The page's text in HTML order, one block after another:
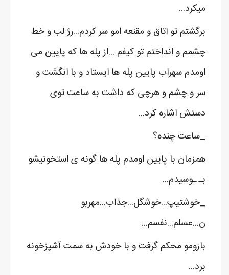
میکرد...
برگشتم تو اتاق و مقنعه امو سر کردم...رژ لب و خط
چشمم و انداختم تو کیفم ...از پله ها که پایین می
اومدم سهراب پایین پله ها ایستاد و با انگشت و
سر و چشم و هرچی که داشت به ساعت توی
دستش اشاره کرد...
_ساعت چنده؟
همزمان با پایین اومدم پله ها گونه ی استخونیشو
بـ ـوسیدم...
_خوشتیپ...خوشگل...جذاب...مهربو
ن...عسلم...نفسم...
بازومو محکم گرفت و با خودش به سمت آشپزخونه
برد...